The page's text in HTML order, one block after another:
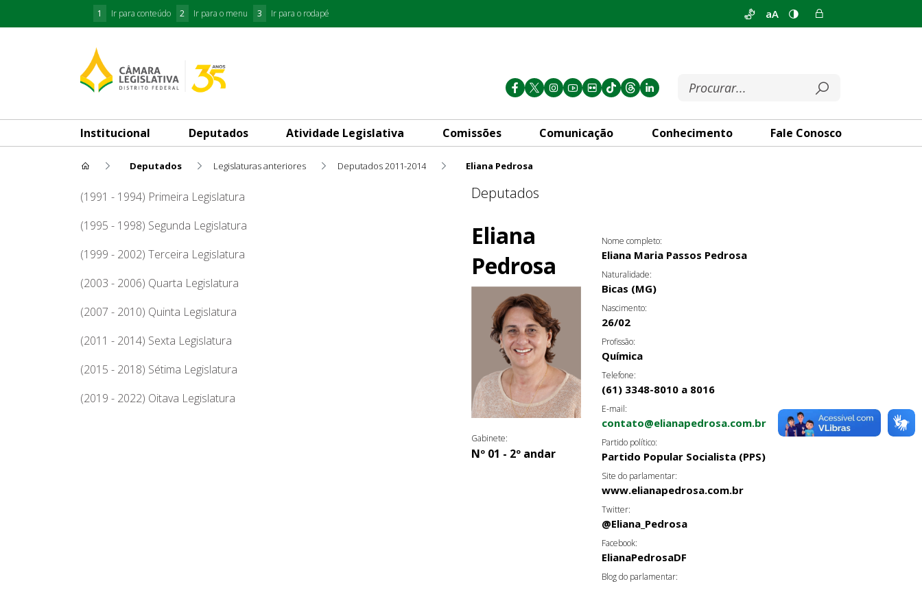
1 Ir para conteúdo 2 Ir para o menu 3 Ir para o rodapé aA
Institucional Deputados Atividade Legislativa Comissões Comunicação Conhecimento Fale Conosco
Deputados Legislaturas anteriores Deputados 2011-2014 Eliana Pedrosa
Eliana Pedrosa(1991 - 1994) Primeira Legislatura
(1995 - 1998) Segunda Legislatura
(1999 - 2002) Terceira Legislatura
(2003 - 2006) Quarta Legislatura
(2007 - 2010) Quinta Legislatura
(2011 - 2014) Sexta Legislatura
(2015 - 2018) Sétima Legislatura
(2019 - 2022) Oitava Legislatura
Deputados
Eliana
Pedrosa
Gabinete:
Nº 01 - 2º andar
Nome completo:
Eliana Maria Passos Pedrosa
Naturalidade:
Bicas (MG)
Nascimento:
26/02
Profissão:
Química
Telefone:
(61) 3348-8010 a 8016
E-mail:
contato@elianapedrosa.com.br
Partido político:
Partido Popular Socialista (PPS)
Site do parlamentar:
www.elianapedrosa.com.br
Twitter:
@Eliana_Pedrosa
Facebook:
ElianaPedrosaDF
Blog do parlamentar: